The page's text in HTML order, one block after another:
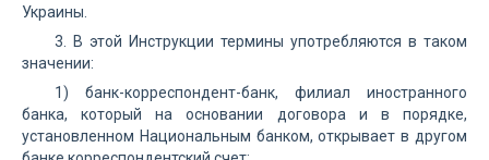
Украины.
3. В этой Инструкции термины употребляются в таком
значении:
1) банк-корреспондент-банк, филиал иностранного
банка, который на основании договора и в порядке,
установленном Национальным банком, открывает в другом